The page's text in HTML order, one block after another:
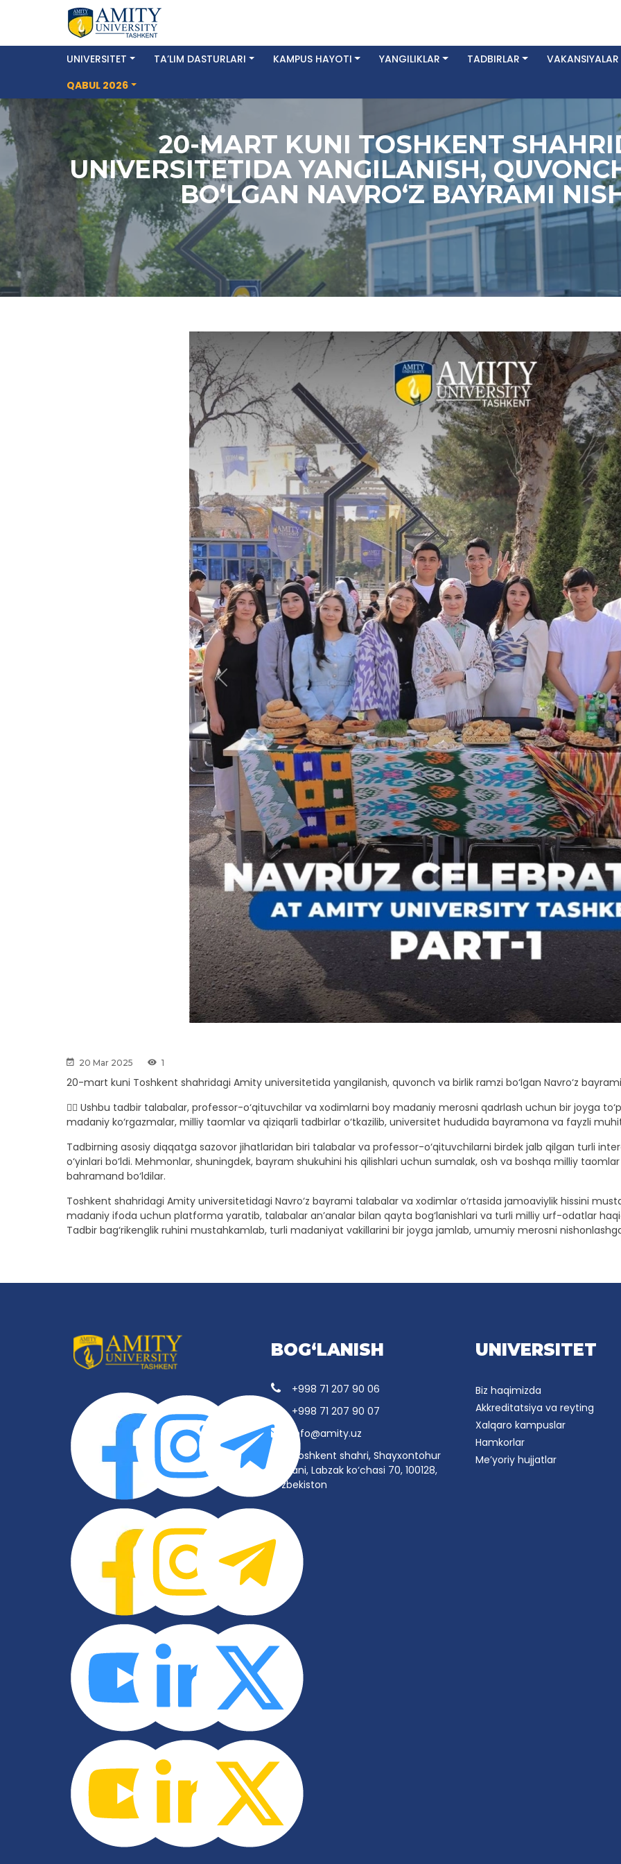
UNIVERSITET TA’LIM DASTURLARI KAMPUS HAYOTI YANGILIKLAR TADBIRLAR
VAKANSIYALAR
QABUL 2026
20-MART KUNI TOSHKENT
UNIVERSITETIDA YANGILANISH,
BO‘LGAN NAVRO‘Z BAYRAMI
Previous
20 Mar 2025 1
20-mart kuni Toshkent shahridagi Amity universitetida yangilanish, quvonch va birlik ramzi bo‘lgan Navro‘z
👉🏼 Ushbu tadbir talabalar, professor-o‘qituvchilar va xodimlarni boy madaniy merosni qadrlash uchun bir joyga
madaniy ko‘rgazmalar, milliy taomlar va qiziqarli tadbirlar o‘tkazilib, universitet hududida bayramona va fayzli
Tadbirning asosiy diqqatga sazovor jihatlaridan biri talabalar va professor-o‘qituvchilarni birdek jalb qilgan turli
o‘yinlari bo‘ldi. Mehmonlar, shuningdek, bayram shukuhini his qilishlari uchun sumalak, osh va boshqa milliy
bahramand bo‘ldilar.
Toshkent shahridagi Amity universitetidagi Navro‘z bayrami talabalar va xodimlar o‘rtasida jamoaviylik hissini
madaniy ifoda uchun platforma yaratib, talabalar an’analar bilan qayta bog‘lanishlari va turli milliy urf-odatlar
Tadbir bag‘rikenglik ruhini mustahkamlab, turli madaniyat vakillarini bir joyga jamlab, umumiy merosni
BOG‘LANISH
+998 71 207 90 06
+998 71 207 90 07
info@amity.uz
Toshkent shahri, Shayxontohur
tumani, Labzak ko‘chasi 70, 100128,
O‘zbekiston
UNIVERSITET
Biz haqimizda
Akkreditatsiya va reyting
Xalqaro kampuslar
Hamkorlar
Me’yoriy hujjatlar